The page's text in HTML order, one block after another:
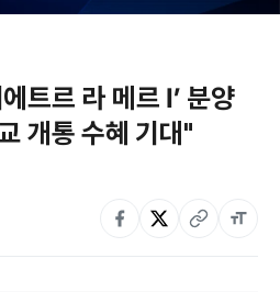
트르 라 메르 Ⅰ’ 분양
개통 수혜 기대"